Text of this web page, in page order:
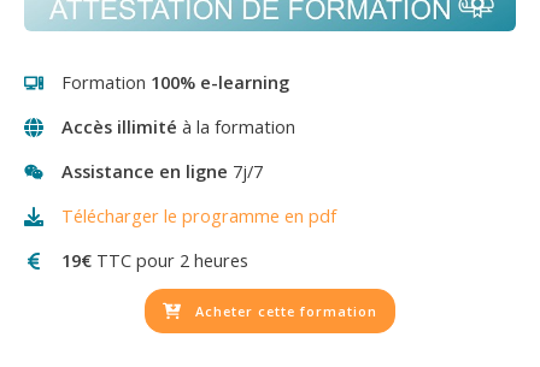
Formation 100% e-learning
Accès illimité à la formation
Assistance en ligne 7j/7
Télécharger le programme en pdf
19€ TTC pour 2 heures
Acheter cette formation